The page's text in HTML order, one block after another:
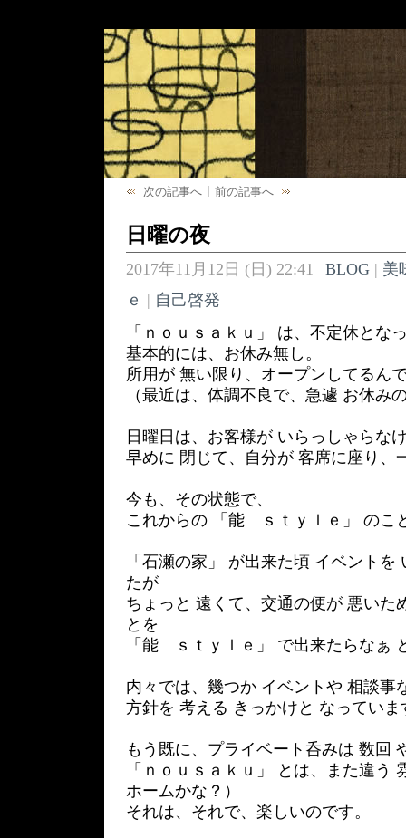
次の記事へ 前の記事へ
日曜の夜
2017年11月12日 (日) 22:41 BLOG| 美
ｅ | 自己啓発
「ｎｏｕｓａｋｕ」 は、不定休とな
基本的には、お休み無し。
所用が 無い限り、オープンしてるん
（最近は、体調不良で、急遽 お休み
日曜日は、お客様が いらっしゃらな
早めに 閉じて、自分が 客席に座り、
今も、その状態で、
これからの 「能 ｓｔｙｌｅ」 のこ
「石瀬の家」 が出来た頃 イベント
たが
ちょっと 遠くて、交通の便が 悪いた
とを
「能 ｓｔｙｌｅ」 で出来たらなぁ
内々では、幾つか イベントや 相談事
方針を 考える きっかけと なっていま
もう既に、プライベート呑みは 数回
「ｎｏｕｓａｋｕ」 とは、また違う
ホームかな？）
それは、それで、楽しいのです。